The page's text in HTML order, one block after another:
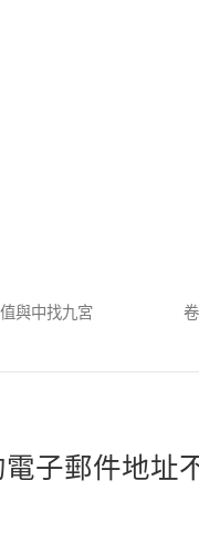
與中找九宮
子郵件地址